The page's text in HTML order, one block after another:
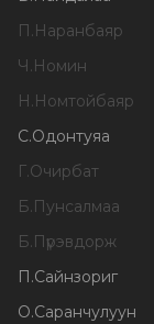
П.Наранбаяр
Ч.Номин
Н.Номтойбаяр
С.Одонтуяа
Г.Очирбат
Б.Пунсалмаа
Б.Пүрэвдорж
П.Сайнзориг
О.Саранчулуун